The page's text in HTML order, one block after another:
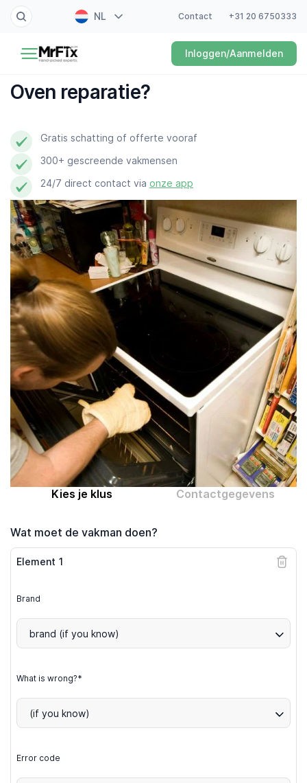
NL
ES
Contact +31 20 6750333
Inloggen/Aanmelden
Schilder
Elektricien
Loodgieter
Slotenmaker
Witgoedmonteur
Hovenier
Schoonmaker
Computer expert
Help
Over MrFix
Log in als vakman
Oven reparatie?
Gratis schatting of offerte vooraf
300+ gescreende vakmensen
24/7 direct contact via onze app
Kies je klus Contactgegevens
Wat moet de vakman doen?
Element 1
Brand
brand (if you know)
What is wrong?*
(if you know)
Error code